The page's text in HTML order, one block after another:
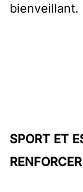
bienveillant.
SPORT ET